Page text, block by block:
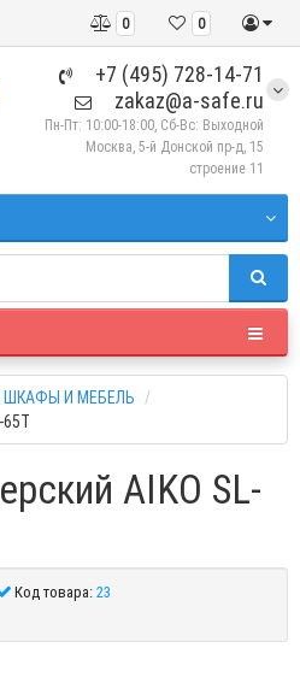
0
0
+7 (495) 728-14-71
zakaz@a-safe.ru
Пн-Пт: 10:00-18:00, Сб-Вс: Выходной
Москва, 5-й Донской пр-д, 15
строение 11
ШКАФЫ И МЕБЕЛЬ
65Т
AIKO SL-
Код товара:23